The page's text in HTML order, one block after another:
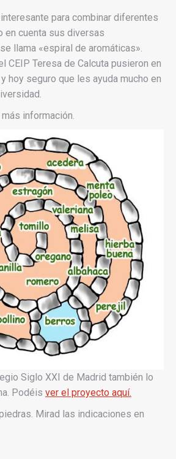
para combinar diferentes
en cuenta sus diversas
llama «espiral de aromáticas».
CEIP Teresa de Calcuta pusieron en
hoy seguro que les ayuda mucho en
información.
Siglo XXI de Madrid también lo
Podéis ver el proyecto aquí.
Mirad las indicaciones en